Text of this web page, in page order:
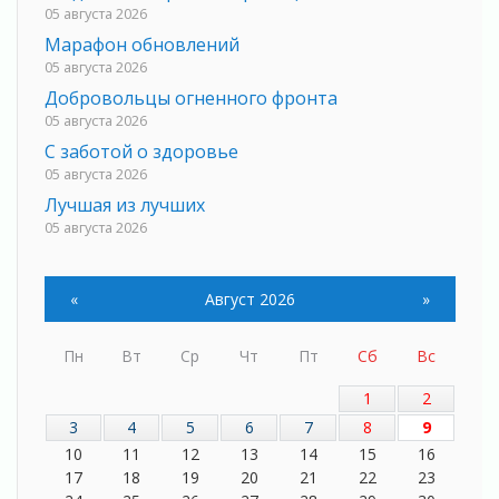
05 августа 2026
Марафон обновлений
05 августа 2026
Добровольцы огненного фронта
05 августа 2026
С заботой о здоровье
05 августа 2026
Лучшая из лучших
05 августа 2026
05 августа 2026
«Результат командный, заслуга каждого
05 августа 2026
Вдохновлять, просвещать и объединять!
05 августа 2026
Не оставят в беде
05 августа 2026
« Август 2026 »
Пн Вт Ср Чт Пт Сб
Вс
1
2
3
4 5 6 7 8
9
10
11 12 13 14 15
16
17
18 19 20 21 22
23